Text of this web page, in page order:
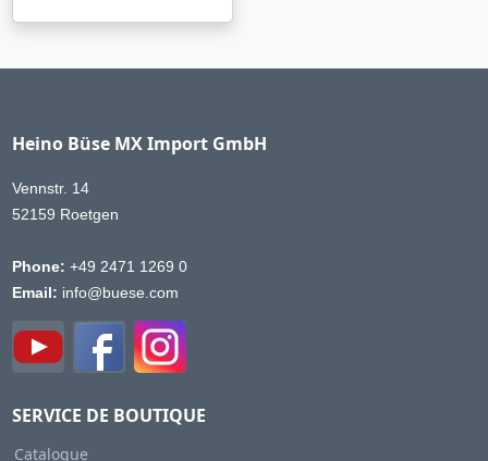
Heino Büse MX Import GmbH
Vennstr. 14
52159 Roetgen
Phone: +49 2471 1269 0
Email: info@buese.com
SERVICE DE BOUTIQUE
Catalogue